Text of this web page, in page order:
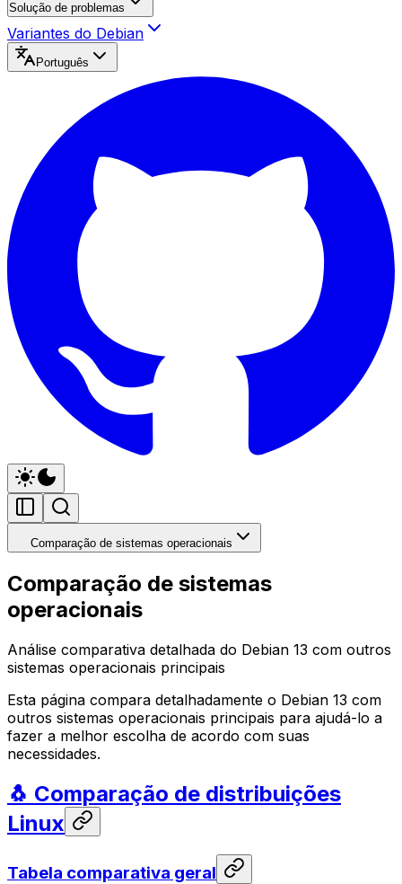
Solução de problemas
Variantes do Debian
Português
Comparação de sistemas operacionais
Comparação de sistemas
operacionais
Análise comparativa detalhada do Debian 13 com outros
sistemas operacionais principais
Esta página compara detalhadamente o Debian 13 com
outros sistemas operacionais principais para ajudá-lo a
fazer a melhor escolha de acordo com suas
necessidades.
🐧 Comparação de distribuições
Linux
Tabela comparativa geral